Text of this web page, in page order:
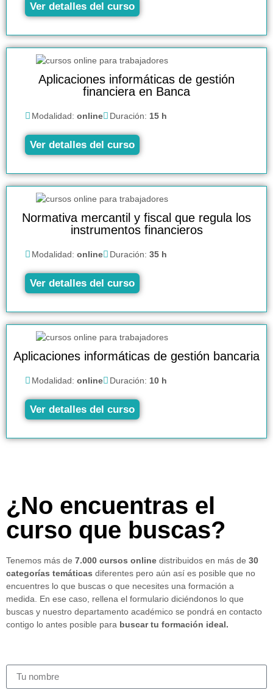
Ver detalles del curso
Aplicaciones informáticas de gestión
financiera en Banca
Modalidad: online Duración: 15 h
Ver detalles del curso
Normativa mercantil y fiscal que regula los
instrumentos financieros
Modalidad: online Duración: 35 h
Ver detalles del curso
Aplicaciones informáticas de gestión bancaria
Modalidad: online Duración: 10 h
Ver detalles del curso
¿No encuentras el
curso que buscas?
Tenemos más de 7.000 cursos online distribuidos en más de 30
categorías temáticas diferentes pero aún así es posible que no
encuentres lo que buscas o que necesites una formación a
medida. En ese caso, rellena el formulario diciéndonos lo que
buscas y nuestro departamento académico se pondrá en contacto
contigo lo antes posible para buscar tu formación ideal.